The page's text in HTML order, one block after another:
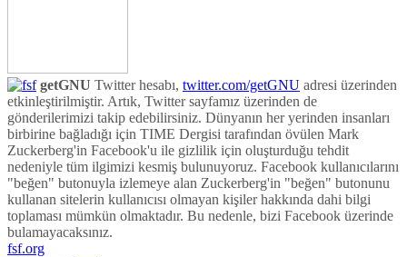
getGNU Twitter hesabı, twitter.com/getGNU adresi üzerinden
etkinleştirilmiştir. Artık, Twitter sayfamız üzerinden de
gönderilerimizi takip edebilirsiniz. Dünyanın her yerinden insanları
birbirine bağladığı için TIME Dergisi tarafından övülen Mark
Zuckerberg'in Facebook'u ile gizlilik için oluşturduğu tehdit
nedeniyle tüm ilgimizi kesmiş bulunuyoruz. Facebook kullanıcılarını
"beğen" butonuyla izlemeye alan Zuckerberg'in "beğen" butonunu
kullanan sitelerin kullanıcısı olmayan kişiler hakkında dahi bilgi
toplaması mümkün olmaktadır. Bu nedenle, bizi Facebook üzerinde
bulamayacaksınız.
fsf.org